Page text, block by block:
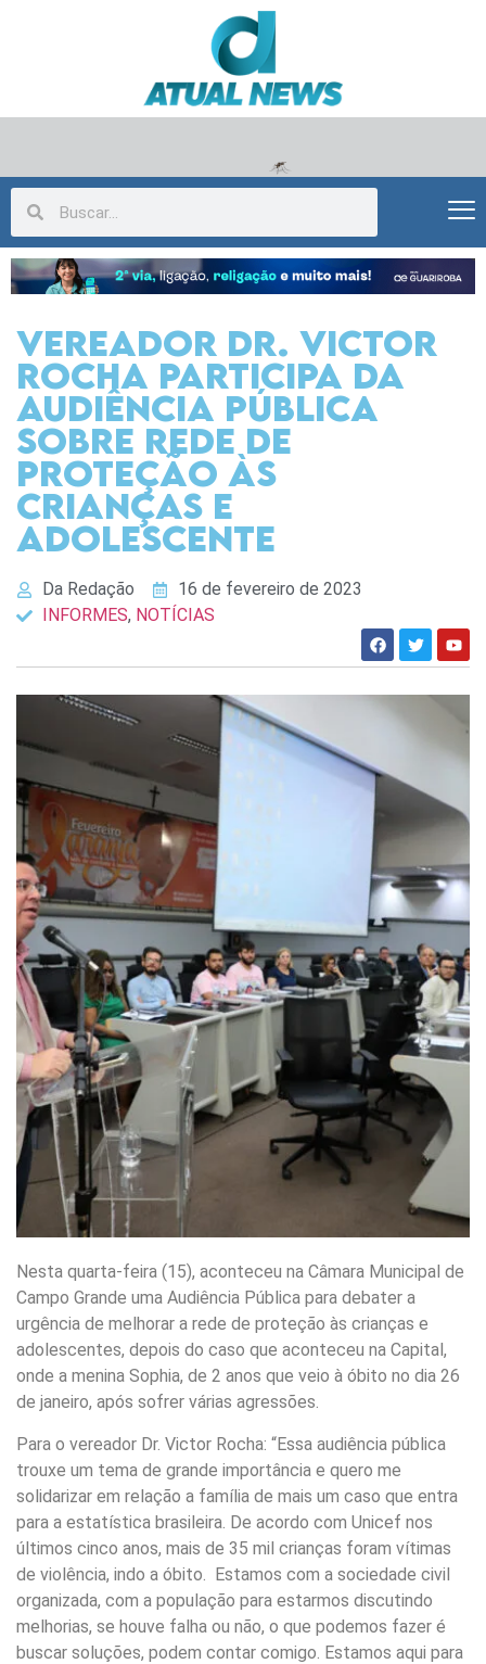
Vereador Dr. Victor
Rocha participa da
Audiência Pública
sobre rede de
proteção às
crianças e
adolescente
Da Redação
16 de fevereiro de 2023
INFORMES, NOTÍCIAS
Nesta quarta-feira (15), aconteceu na Câmara Municipal de
Campo Grande uma Audiência Pública para debater a
urgência de melhorar a rede de proteção às crianças e
adolescentes, depois do caso que aconteceu na Capital,
onde a menina Sophia, de 2 anos que veio à óbito no dia 26
de janeiro, após sofrer várias agressões.
Para o vereador Dr. Victor Rocha: “Essa audiência pública
trouxe um tema de grande importância e quero me
solidarizar em relação a família de mais um caso que entra
para a estatística brasileira. De acordo com Unicef nos
últimos cinco anos, mais de 35 mil crianças foram vítimas
de violência, indo a óbito. Estamos com a sociedade civil
organizada, com a população para estarmos discutindo
melhorias, se houve falha ou não, o que podemos fazer é
buscar soluções, podem contar comigo. Estamos aqui para